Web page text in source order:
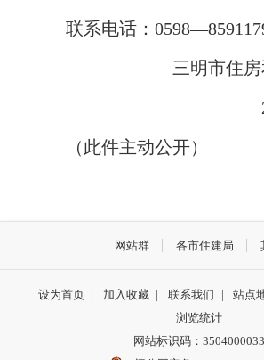
联系电话：
三明市住房
（此件主动公开）
网站群 各市住建局
设为首页 | 加入收藏 | 联系我们 | 站点
浏览统计
网站标识码：3504000033